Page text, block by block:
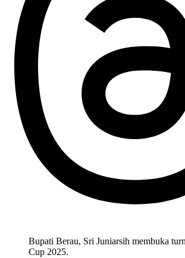
Bupati Berau, Sri Juniarsih membuka
Cup 2025.